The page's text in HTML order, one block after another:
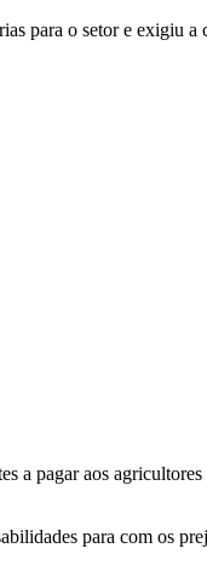
para o setor e exigiu a
a pagar aos
para com os